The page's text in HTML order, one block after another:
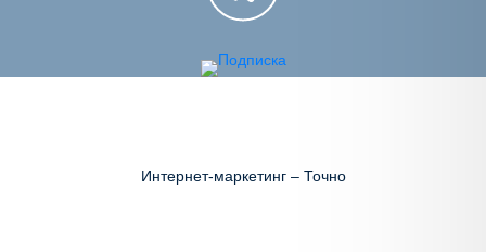
Интернет-маркетинг – Точно